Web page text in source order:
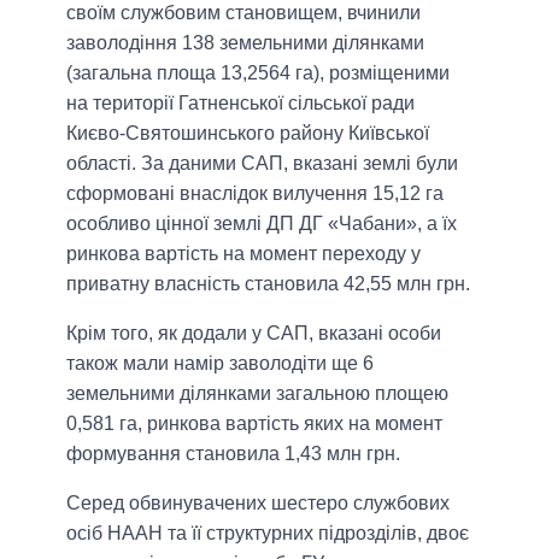
своїм службовим становищем, вчинили
заволодіння 138 земельними ділянками
(загальна площа 13,2564 га), розміщеними
на території Гатненської сільської ради
Києво-Святошинського району Київської
області. За даними САП, вказані землі були
сформовані внаслідок вилучення 15,12 га
особливо цінної землі ДП ДГ «Чабани», а їх
ринкова вартість на момент переходу у
приватну власність становила 42,55 млн грн.
Крім того, як додали у САП, вказані особи
також мали намір заволодіти ще 6
земельними ділянками загальною площею
0,581 га, ринкова вартість яких на момент
формування становила 1,43 млн грн.
Серед обвинувачених шестеро службових
осіб НААН та її структурних підрозділів, двоє